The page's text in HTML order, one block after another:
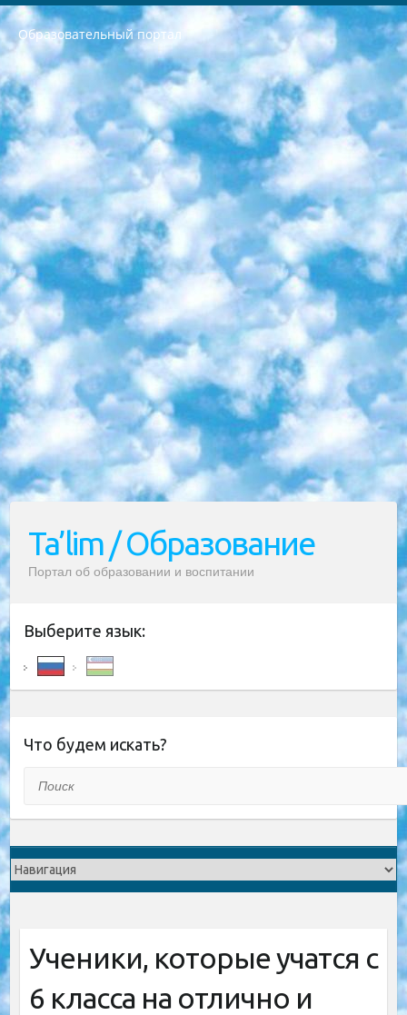
Образовательный портал
РЕСПУБЛИКА УЗБЕКИСТАН МИНИСТРЕРСТВО ДОШКОЛЬНОГО И ШКОЛЬНОГО ОБРАЗОВАНИЯ КОМАНДА в общеобразовательных учреждениях в 2023-2024 учебном году организация и проведение итоговой государственной аттестации обучающихся о Министра дошкольного и школьного образования Республики Узбекистан от 4 марта 2008 года (постановлением Минюста от 20 марта 2008 года № 1778 государственной регистрации) «Итоговое состояние учащихся общего среднего образования на основании положения об утверждении положения об аттестации общего среднего образования выпускной экзамен студентов в образовательных учреждениях в 2023-2024 учебном году В целях организации и прохождения аттестации приказываю: 1. Следующее: перечень предметов, по которым будет проводиться итоговая государственная аттестация и экзамен формы перевода согласно приложению 1; сертификаты международного образца, оценивающие уровень владения иностранными языками перечень согласно приложению 2; 2. Педагогический при специализированных образовательных учреждениях. научно-практический центр квалификации и международной оценки (Д.Давидова) 2024 г. До 25 марта: задания по предметам, по которым будет проводиться итоговая аттестация разработка и утверждение технических условий; итоговая аттестация на основании разработанного предметного задания разработка вопросов по предметам (устно и письменно), экзамен передача; общеобразовательные средние школы и специальные учебные заведения учащиеся выпускных классов школ и интернатов в агентской системе подготовка базы данных экзаменационных материалов и критериев оценки; перевод базы экзаменационных материалов на все языки обучения подать в Республиканский образовательный центр для изготовления; варианты экзаменов на основе разработанных контрольных материалов пусть будут поставлены задачи формирования. 3. Республиканский образовательный центр (Ш.Худайкулов) до 5 апреля 2024 года. до: база данных предоставленных экзаменационных материалов на все языки обучения перевод и экспертиза; для слепых, слабовидящих, глухих, слабослышащих и умственно отсталых детей учащиеся выпускных классов специализированных школ и школ-интернатов база данных экзаменационных материалов на всех преподаваемых языках подготовка критериев оценки; специализированные школы для умственно отсталых детей и технологии для учащихся выпускных классов школ-интернатов разработка соответствующих рекомендаций и критериев проведения ЕГЭ по естествознанию давать задания. 4. Педагогический при специализированных образовательных учреждениях. Научно-практический центр навыков и международной оценки (Д.Давидова), Республика образовательный центр (Худайкулов Ш.) итоговый государственный аттестационный экзамен ориентирован на творческое и логическое мышление при подготовке базы материалов учитывать введение заданий. 5. Следует отметить, что: сертификат государственного образца о знании общеобразовательного предмета и как минимум национальный уровень B1 по предметам на иностранных языках, указанным в Приложении 2. или международно признанный сертификат эквивалентного уровня студенты, изучающие определенный предмет, освобождаются от экзамена; по соответствующим предметам запланирована итоговая государственная аттестация за день до дня, путем жеребьевки Рабочей группой (в письменной форме по предметам, проводимым в форме) из числа сформированных вариантов выбрано 2 варианта; 2 выбранных варианта экзамена анонсированы на официальном сайте министерства и все выпускники по всей стране на основе этих вариантов проводит итоговую государственную аттестацию. 6. Государственное образование учащихся средних общеобразовательных учреждений. знания в соответствии с квалификационными требованиями, которые необходимо приобрести на основании стандартов итоговый (выпускной) контроль для 9 и 11 классов в целях тестирования Экзамены (далее – экзамены) состоят из предметов, перечисленных в приложении 1. будет сделано. 7. Экзамены пройдут с 26 мая по 15 июня 2024 г. (кроме науки физического воспитания). 8. Физическая для учащихся 9 классов общесредних образовательных учреждений. Экзамены по предмету «Образование, квалификация медицина» 1-6 мая 2024 года. сотрудники перевести под присмотр (с отклонениями в физическом или умственном развитии) специализированная школа для детей, школы-интернаты и со сколиозом школы-интернаты санаторного типа для больных детей исключены). 9. Он был слепым, слабовидящим и имел нарушения опорно-двигательного аппарата. экзамены в специализированных школах и интернатах для детей должны проводиться исходя из требований, предъявляемых к общеобразовательным учреждениям (физкультура кроме науки). 10. Специализированная школа для глухих и слабослышащих детей. и экзамены в интернатах и быть реализован в виде письменного теста по математике. 11. Специальность для умственно отсталых детей. Для 9 класса Родной язык и литературное письмо Государственный язык (язык обучения – узбекский). для неклассов) написано Математическое письмо Письменная/устная история Узбекистана Физическое воспитание практично Итоговый контроль Для 11 класса Написание родного языка и литературы (эссе) Математическое письмо Узбекский язык (обучение на узбекском языке) не посещающее общее среднее образование для учреждений)/Образовательное учреждение выбор письменный и устный Иностранный язык письменный/устный Письменная/устная история Узбекистана *По выбору студента:  Химия  Физика  Основы государственного права  География 10 бесплатных образовательных ресурсов - Мы составили подборку онлайн-проектов с интерактивными упражнениями, видеолекциями и статьями. Они помогут вам обрести новые и освежить старые знания бесплатно. 1. «ИНТУИТ» Старейшая образовательная площадка Рунета. Здесь вы найдёте сотни текстовых и видеокурсов на десятки различных тем — от программирования до психологии. Многие курсы подготовлены российскими университетами и крупными международными компаниями вроде Intel и Microsoft. Самостоятельное обучение бесплатное, но желающие могут оплатить услуги персональных наставников. 2. «Смартия» знакомит с актуальными профессиями и подсказывает, как им обучаться. Выбрав заинтересовавшую вас специальность — SMM-специалист, фотограф, веб-дизайнер или другую, — увидите список необходимых для неё умений. Чтобы вы могли освоить их самостоятельно, для каждого умения площадка отображает подборку ссылок на учебные материалы. Хотя «Смартия» ориентируется на русскоязычную аудиторию, часть контента всё же доступна только на английском. 3. «Лекторий Физтеха» Проект Московского физико-технического института (Физтеха). С его помощью вы можете смотреть онлайн серии лекций, записанные на видео в этом вузе. В числе доступных предметов — физика, биология, химия, информационные технологии и другие. К некоторым лекциям администрация ресурса прилагает готовые конспекты, которые можно скачивать в PDF-формате. 4. ITMOcourses Онлайн-площадка Санкт-Петербургского национального исследовательского университета информационных технологий, механики и оптики (ИТМО). Ресурс предоставляет свободный доступ к курсам, разработанным в этом вузе. Каталог материалов разбит на четыре категории: «Оптические системы и технологии», «Приборостроение и робототехника», «Информационные технологии» и «Биотехнологии». Курсы состоят из видеолекций, интерактивных демонстраций и заданий. 5. «КиберЛенинка» Электронная научная библиотека открытого доступа. Каталог площадки регулярно обрастает текстами статей из различных научных изданий. Сгруппированные по журналам и рубрикам публикации можно читать онлайн или скачивать целиком в PDF-формате. Проект нацелен на популяризацию науки за счёт открытого доступа к качественной информации. 6. «ПостНаука» На этом ресурсе публикуют подборки видеолекций, составленные экспертами из разных отраслей и объединённые общими темами. Среди них, к примеру, есть серии «Биоинформатика и геномика», «Культура средневековой Скандинавии» и Cinema Studies о теории кино. Каждая подборка лекций — логически связанная история, рассказанная экспертом от первого лица. Кроме того, на сайте появляются научно-образовательные статьи и тесты на разные темы. 7. «Newочём» Команда проекта «Newочём» отбирает самые интересные тексты из англоязычных СМИ и переводит те из них, за которые голосуют участники сообщества «ВКонтакте». По большей части это научно-популярные статьи. Редакторы придумывают лишь заголовки, в остальном содержание переводов соответствует оригиналам. Полные тексты можно читать прямо в социальной сети. 8. InternetUrok Онлайн-база материалов по основным дисциплинам школьной программы. Информация на сайте структурирована по классам, предметам и темам (урокам). Каждый урок состоит из видеолекций и конспектов. Есть также интерактивные тренажёры и тесты для закрепления пройденного материала. Даже если вы давно окончили школу, возможность повторить программу старших классов всегда может пригодиться. 9. Edutainme Ещё один ресурс об образовании. В отличие от Newtonew, как мне кажется, Edutainme больше ориентируется на представителей индустрии: педагогов, предпринимателей, разработчиков образовательных проектов. Но и любой, кто просто стремится к саморазвитию, найдёт на сайте много полезного и интересного для себя. Например, информацию о новых курсах и образовательных сервисах. 10. Newtonew Онлайн-медиа об образовании и обучении в широком смысле. Авторы Newtonew пишут об инструментах, заведениях, тактиках и стратегиях, которые помогают учить других и получать новые знания самостоятельно. На этой площадке вы найдёте новости, обзоры, аналитические мат
Ta’lim / Образование
Портал об образовании и воспитании
Выберите язык:
Что будем искать?
Ученики, которые учатся с
6 класса на отлично и